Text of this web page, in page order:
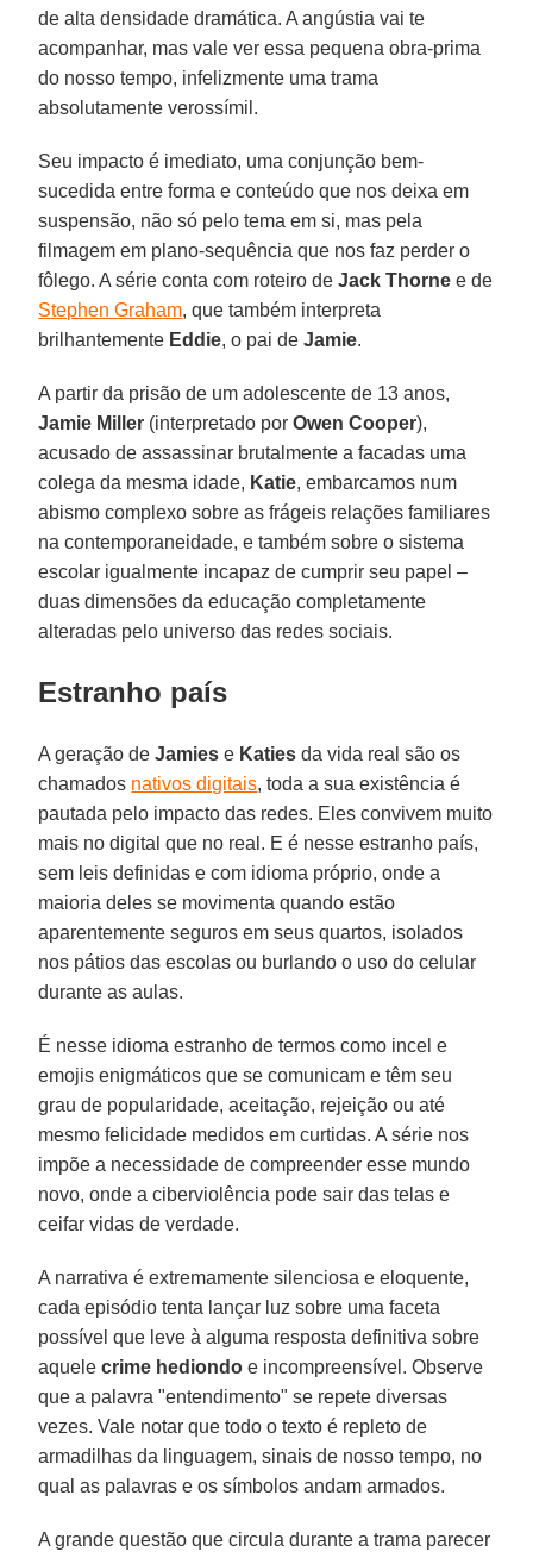
de alta densidade dramática. A angústia vai te
acompanhar, mas vale ver essa pequena obra-prima
do nosso tempo, infelizmente uma trama
absolutamente verossímil.
Seu impacto é imediato, uma conjunção bem-
sucedida entre forma e conteúdo que nos deixa em
suspensão, não só pelo tema em si, mas pela
filmagem em plano-sequência que nos faz perder o
fôlego. A série conta com roteiro deJack Thorne e de
Stephen Graham, que também interpreta
brilhantemente Eddie, o pai deJamie.
A partir da prisão de um adolescente de 13 anos,
Jamie Miller (interpretado porOwen Cooper),
acusado de assassinar brutalmente a facadas uma
colega da mesma idade, Katie, embarcamos num
abismo complexo sobre as frágeis relações familiares
na contemporaneidade, e também sobre o sistema
escolar igualmente incapaz de cumprir seu papel –
duas dimensões da educação completamente
alteradas pelo universo das redes sociais.
Estranho país
A geração deJamies e Katies da vida real são os
chamados nativos digitais, toda a sua existência é
pautada pelo impacto das redes. Eles convivem muito
mais no digital que no real. E é nesse estranho país,
sem leis definidas e com idioma próprio, onde a
maioria deles se movimenta quando estão
aparentemente seguros em seus quartos, isolados
nos pátios das escolas ou burlando o uso do celular
durante as aulas.
É nesse idioma estranho de termos como incel e
emojis enigmáticos que se comunicam e têm seu
grau de popularidade, aceitação, rejeição ou até
mesmo felicidade medidos em curtidas. A série nos
impõe a necessidade de compreender esse mundo
novo, onde a ciberviolência pode sair das telas e
ceifar vidas de verdade.
A narrativa é extremamente silenciosa e eloquente,
cada episódio tenta lançar luz sobre uma faceta
possível que leve à alguma resposta definitiva sobre
aquelecrime hediondo e incompreensível. Observe
que a palavra "entendimento" se repete diversas
vezes. Vale notar que todo o texto é repleto de
armadilhas da linguagem, sinais de nosso tempo, no
qual as palavras e os símbolos andam armados.
A grande questão que circula durante a trama parecer